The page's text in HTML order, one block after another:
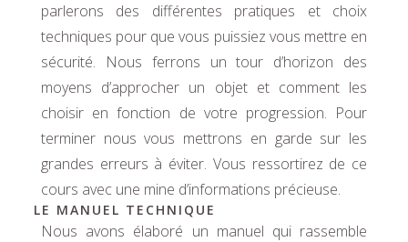
parlerons des différentes pratiques et choix
techniques pour que vous puissiez vous mettre en
sécurité. Nous ferrons un tour d’horizon des
moyens d’approcher un objet et comment les
choisir en fonction de votre progression. Pour
terminer nous vous mettrons en garde sur les
grandes erreurs à éviter. Vous ressortirez de ce
cours avec une mine d’informations précieuse.
LE MANUEL TECHNIQUE
Nous avons élaboré un manuel qui rassemble